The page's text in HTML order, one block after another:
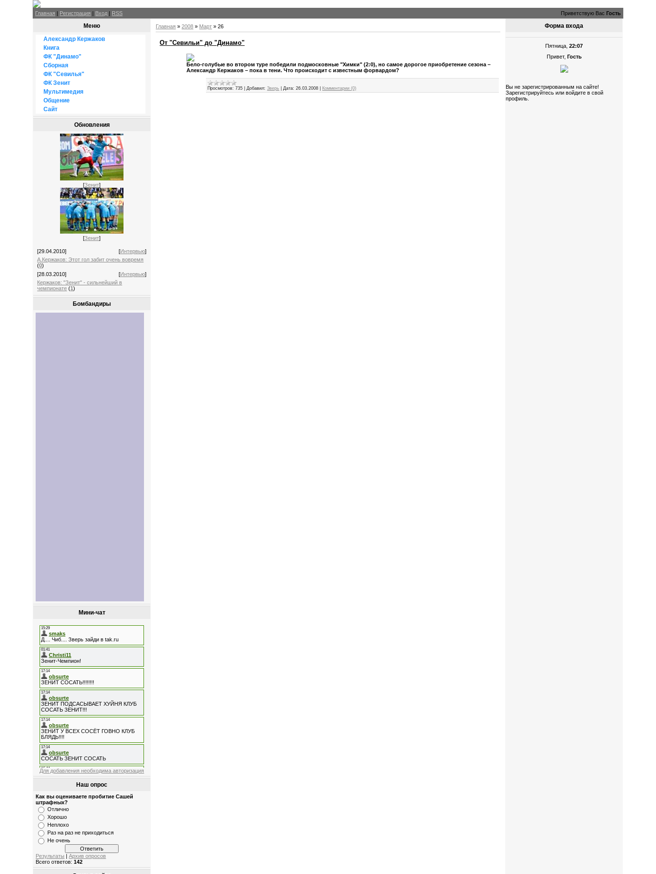
Главная | Регистрация | Вход | RSS Приветствую Вас Гость
Меню
Александр Кержаков
Книга
ФК "Динамо"
Сборная
ФК "Севилья"
ФК Зенит
Мультимедия
Общение
Сайт
Обновления
[Зенит]
[Зенит]
[29.04.2010] [Интервью]
А.Кержаков: Этот гол забит очень вовремя
(0)
[28.03.2010]
[Интервью]
Кержаков: "Зенит" - сильнейший в
чемпионате (1)
Бомбандиры
Мини-чат
Для добавления необходима авторизация
Наш опрос
Как вы оцениваете пробитие Сашей
штрафных?
Отлично
Хорошо
Неплохо
Раз на раз не приходиться
Не очень
Результаты |Архив опросов
Всего ответов:142
Главная »2008 » Март » 26
От "Севильи" до "Динамо"
Бело-голубые во втором туре победили подмосковные "Химки" (2:0), но самое дорогое приобретение сезона –
Александр Кержаков – пока в тени. Что происходит с известным форвардом?
Просмотров: 735 Добавил: Зверь Дата: 26.03.2008 Комментарии (0)
Форма входа
Пятница,22:07
Привет, Гость
Вы не зарегистрированным на сайте!
Зарегистрируйтесь или войдите в свой
профиль.